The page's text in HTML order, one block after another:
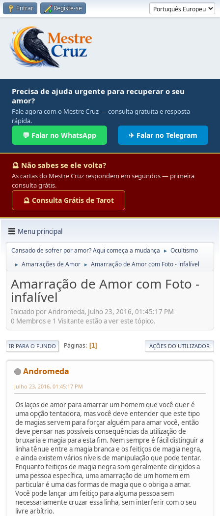
Entrar Registe-se
Precisa de ajuda urgente para recuperar o seu
amor?
Fale agora com o Mestre Cruz — consulta gratuita e resposta
rápida.
💬 Falar no WhatsApp ✈ Falar no Telegram
🔮 Não sabes se ele volta?
As cartas do Mestre Cruz respondem em segundos — primeira
consulta grátis.
🔮 Consulta Grátis de Tarot
Menu principal
Cansado de sofrer por amor? Aqui começa a mudança ► Ocultismo
► Amarrações de Amor ► Amarração de Amor com Foto - infalível
Amarração de Amor com Foto -
infalível
Iniciado por Andromeda, Julho 23, 2016, 01:45:17 PM
0 Membros e 1 Visitante estão a ver este tópico.
IR PARA O FUNDO Páginas 1 AÇÕES DO UTILIZADOR
Andromeda
Julho 23, 2016, 01:45:17 PM
Os laços de amor para amarrar um homem que você quer é
uma opção tentadora, mas você deve entender que este tipo
de magias servem para forçar alguém para amar você, então
deve pensar nas possíveis consequências da utilização de
bruxaria e magia para esta fim. Nem sempre é fácil distinguir a
linha tênue entre a magia branca e os feitiços de magia negra,
e ainda existem vários níveis de manipulação que pode tentar.
Enquanto feitiços de magia negra som geralmente dirigidos a
uma pessoa específica, uma amarração de um homem em
particular é uma das formas de magia que o obriga a amar.
Você pode lançar um feitiço para alguma pessoa sem
necessariamente cruzar essa linha, sem interferir com o seu
livre arbítrio.